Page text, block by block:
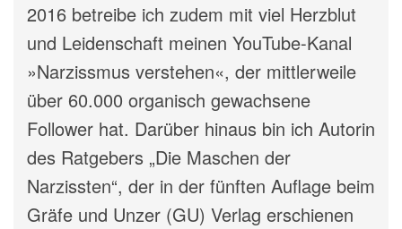
2016 betreibe ich zudem mit viel Herzblut
und Leidenschaft meinen YouTube-Kanal
»Narzissmus verstehen«, der mittlerweile
über 60.000 organisch gewachsene
Follower hat. Darüber hinaus bin ich Autorin
des Ratgebers „Die Maschen der
Narzissten“, der in der fünften Auflage beim
Gräfe und Unzer (GU) Verlag erschienen